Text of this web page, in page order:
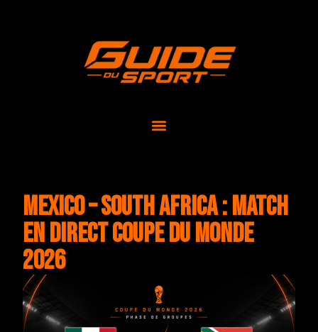
Mexico – South Africa : match
en direct Coupe du Monde
2026